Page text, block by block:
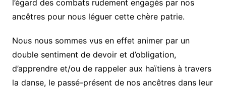
l’égard des combats rudement engagés par nos
ancêtres pour nous léguer cette chère patrie.
Nous nous sommes vus en effet animer par un
double sentiment de devoir et d’obligation,
d’apprendre et/ou de rappeler aux haïtiens à travers
la danse, le passé-présent de nos ancêtres dans leur